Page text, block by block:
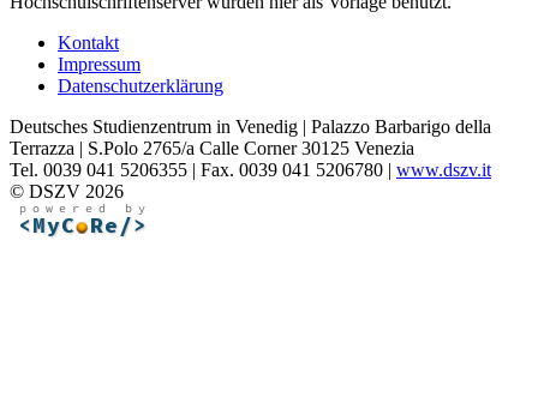
Kontakt
Impressum
Datenschutzerklärung
Deutsches Studienzentrum in Venedig | Palazzo Barbarigo della
Terrazza | S.Polo 2765/a Calle Corner 30125 Venezia
Tel. 0039 041 5206355 | Fax. 0039 041 5206780 | www.dszv.it
© DSZV 2026